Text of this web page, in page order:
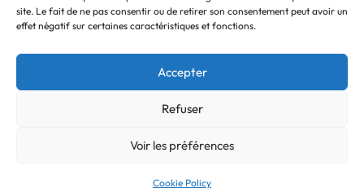
site. Le fait de ne pas consentir ou de retirer son consentement peut avoir un
effet négatif sur certaines caractéristiques et fonctions.
Accepter
Refuser
Voir les préférences
Cookie Policy
©2026 France Ville Durable
Politique de confidentialité